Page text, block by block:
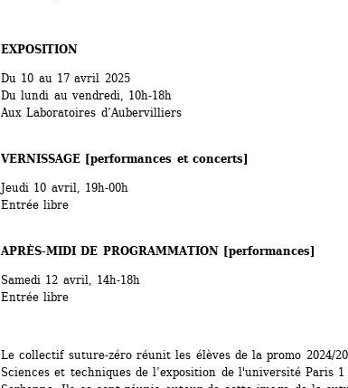
EXPOSITION
Du 10 au 17 avril 2025
Du lundi au vendredi, 10h-18h
Aux Laboratoires d’Aubervilliers
VERNISSAGE [performances et concerts]
Jeudi 10 avril, 19h-00h
Entrée libre
APRÈS-MIDI DE PROGRAMMATION [performances]
Samedi 12 avril, 14h-18h
Entrée libre
Le collectif suture-zéro réunit les élèves de la promo 2024/
Sciences et techniques de l’exposition de l'université Paris 1